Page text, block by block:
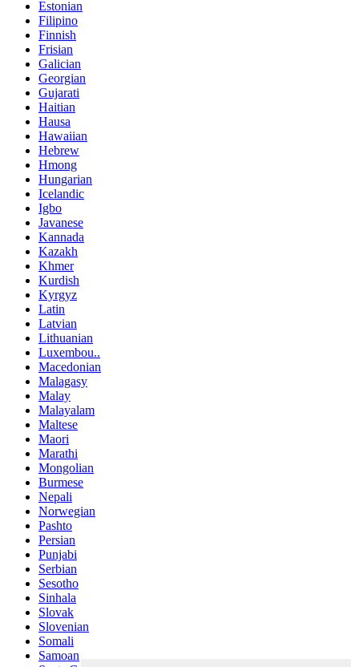
Estonian
Filipino
Finnish
Frisian
Galician
Georgian
Gujarati
Haitian
Hausa
Hawaiian
Hebrew
Hmong
Hungarian
Icelandic
Igbo
Javanese
Kannada
Kazakh
Khmer
Kurdish
Kyrgyz
Latin
Latvian
Lithuanian
Luxembou..
Macedonian
Malagasy
Malay
Malayalam
Maltese
Maori
Marathi
Mongolian
Burmese
Nepali
Norwegian
Pashto
Persian
Punjabi
Serbian
Sesotho
Sinhala
Slovak
Slovenian
Somali
Samoan